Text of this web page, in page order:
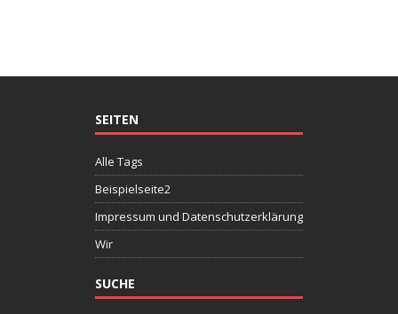
SEITEN
Alle Tags
Beispielseite2
Impressum und Datenschutzerklärung
Wir
SUCHE